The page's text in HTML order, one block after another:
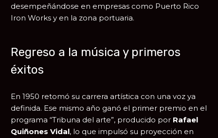
desempeñándose en empresas como Puerto Rico
Iron Works y en la zona portuaria.
Regreso a la música y primeros
éxitos
En 1950 retomó su carrera artística con una voz ya
definida. Ese mismo año ganó el primer premio en el
programa “Tribuna del arte”, producido por Rafael
Quiñones Vidal, lo que impulsó su proyección en